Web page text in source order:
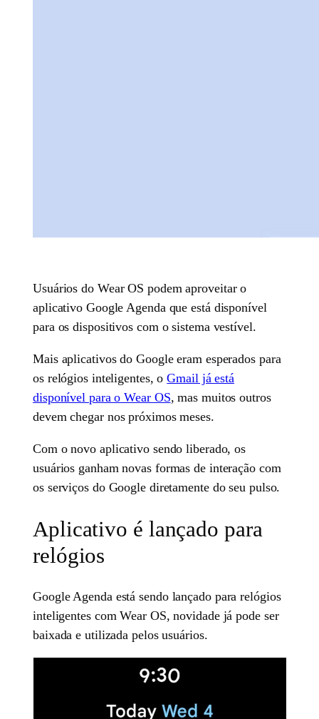
Usuários do Wear OS podem aproveitar o
aplicativo Google Agenda que está disponível
para os dispositivos com o sistema vestível.
Mais aplicativos do Google eram esperados para
os relógios inteligentes, oGmail já está
disponível para o Wear OS, mas muitos outros
devem chegar nos próximos meses.
Com o novo aplicativo sendo liberado, os
usuários ganham novas formas de interação com
os serviços do Google diretamente do seu pulso.
Aplicativo é lançado para
relógios
Google Agenda está sendo lançado para relógios
inteligentes com Wear OS, novidade já pode ser
baixada e utilizada pelos usuários.